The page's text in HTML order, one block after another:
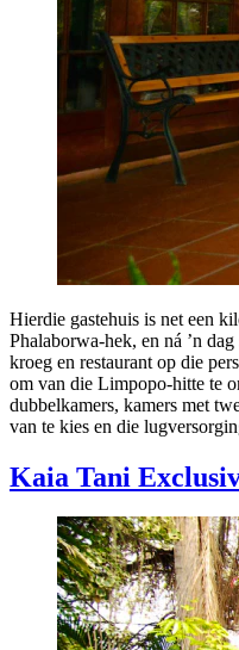
Hierdie gastehuis is net een
Phalaborwa-hek, en ná ’n
kroeg en restaurant op die
om van die Limpopo-hitte te
dubbelkamers, kamers met
van te kies en die
Kaia Tani